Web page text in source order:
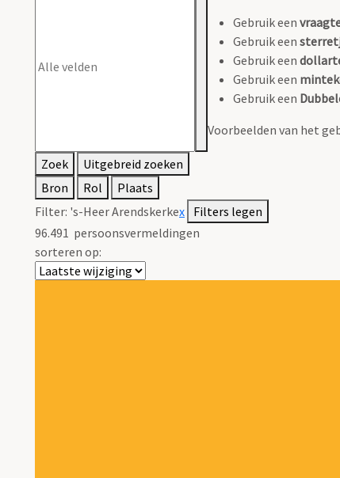
Gebruik een
Gebruik een
Gebruik een
Gebruik een
Gebruik een
Voorbeelden van het
Zoek
Uitgebreid zoeken
Bron
Rol
Plaats
Filter: 's-Heer Arendskerkex Filters legen
96.491 persoonsvermeldingen
sorteren op: